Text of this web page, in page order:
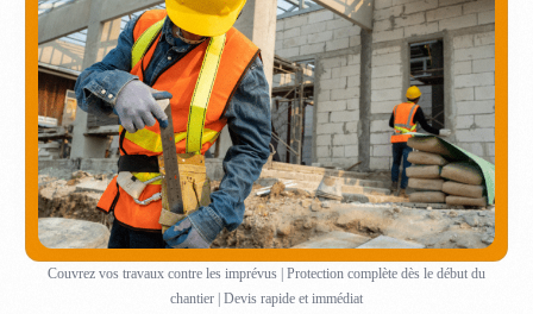
Couvrez vos travaux contre les imprévus | Protection complète dès le début du
chantier | Devis rapide et immédiat